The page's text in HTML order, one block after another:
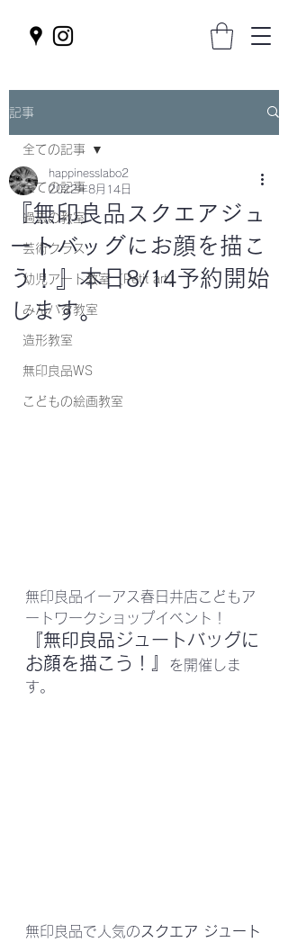
記事
全ての記事
過去の教室
芸術クラス
幼児アート教室〔Petit art〕
みんパタ教室
造形教室
無印良品WS
こどもの絵画教室
全ての記事
『無印良品スクエアジュ
ートバッグにお顔を描こ
う！』本日8/14予約開始
します。
happinesslabo2
2022年8月14日
無印良品イーアス春日井店こどもア
ートワークショップイベント！
『無印良品ジュートバッグに
お顔を描こう！』
を開催しま
す。
無印良品で人気の スクエア ジュート